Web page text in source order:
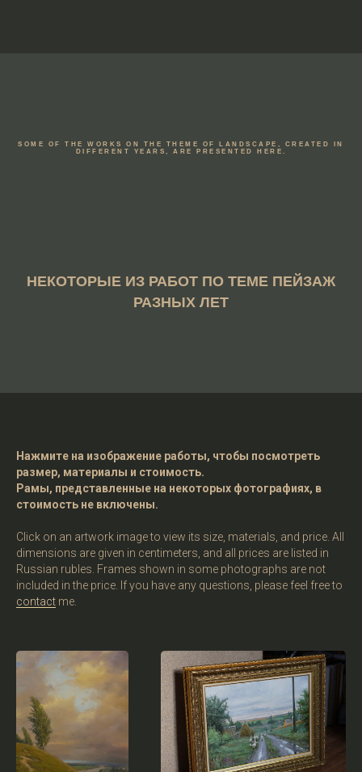
SOME OF THE WORKS ON THE THEME OF LANDSCAPE, CREATED IN
DIFFERENT YEARS, ARE PRESENTED HERE.
НЕКОТОРЫЕ ИЗ РАБОТ ПО ТЕМЕ ПЕЙЗАЖ
РАЗНЫХ ЛЕТ
Нажмите на изображение работы, чтобы посмотреть
размер, материалы и стоимость.
Рамы, представленные на некоторых фотографиях, в
стоимость не включены.
Click on an artwork image to view its size, materials, and price. All
dimensions are given in centimeters, and all prices are listed in
Russian rubles. Frames shown in some photographs are not
included in the price. If you have any questions, please feel free to
contact me.